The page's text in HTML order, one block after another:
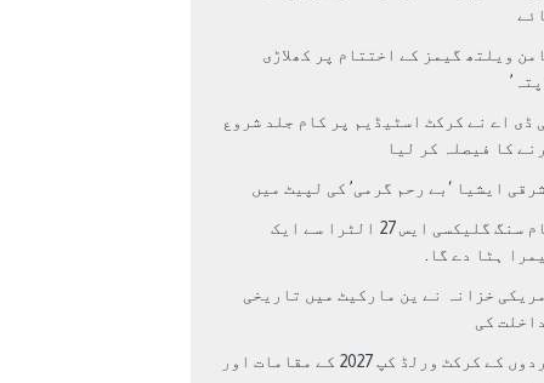
ویلتھ گیمز کے اختتام پر کھلاڑی
ڈی اے نے کرکٹ اسٹیڈیم پر کام جلد شروع
کا فیصلہ کر لیا
ایشیا ‘بے رحم گرمی’ کی لپیٹ میں
سام سنگ گلیکسی ایس 27 الٹرا سے ایک
ہٹا دے گا.
خزانہ نے ین مارکیٹ میں تاریخی
کی
مردوں کے کرکٹ ورلڈ کپ 2027 کے مقامات اور